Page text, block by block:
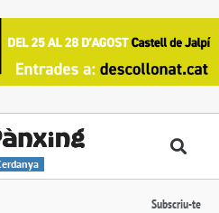
Subscriu-te